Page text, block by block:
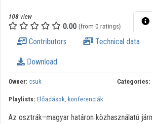
Organizations
108 view
0.00 (from 0 ratings)
Contributors Technical data
Download
Owner: csuk Categories:
Playlists: Előadások, konferenciák
Az osztrák–magyar határon közhasználatú